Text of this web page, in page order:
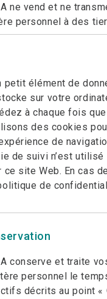
ne vend et ne
personnel à des
petit élément de
sur votre
à chaque fois
des cookies
de
de suivi n’est utilisé
site Web. En cas de
de
conserve et traite
personnel le
décrits au point «